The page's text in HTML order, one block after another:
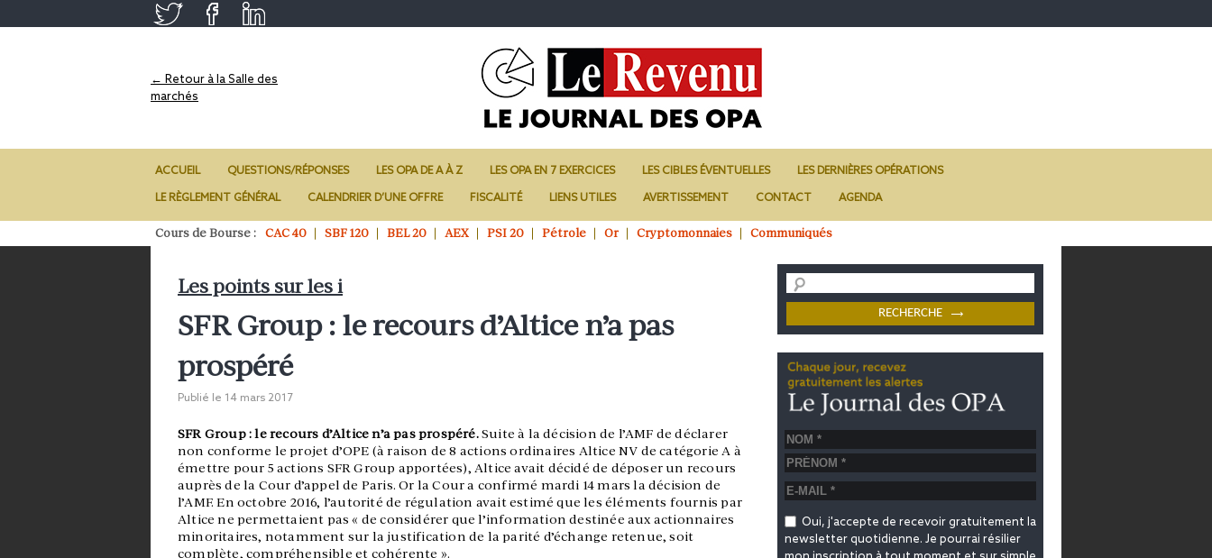
← Retour à la Salle des
marchés
ACCUEIL QUESTIONS/RÉPONSES LES OPA DE A À Z LES OPA EN 7 EXERCICES LES CIBLES ÉVENTUELLES LES DERNIÈRES OPÉRATIONS
LE RÈGLEMENT GÉNÉRAL CALENDRIER D’UNE OFFRE FISCALITÉ LIENS UTILES AVERTISSEMENT CONTACT AGENDA
Cours de Bourse : CAC 40 SBF 120 BEL 20 AEX PSI 20 Pétrole Or Cryptomonnaies Communiqués
Les points sur les i
SFR Group : le recours d’Altice n’a pas
prospéré
Publié le 14 mars 2017
SFR Group : le recours d’Altice n’a pas prospéré.Suite à la décision de l’AMF de déclarer
non conforme le projet d’OPE (à raison de 8 actions ordinaires Altice NV de catégorie A à
émettre pour 5 actions SFR Group apportées), Altice avait décidé de déposer un recours
auprès de la Cour d’appel de Paris. Or la Cour a confirmé mardi 14 mars la décision de
l’AMF. En octobre 2016, l’autorité de régulation avait estimé que les éléments fournis par
Altice ne permettaient pas « de considérer que l’information destinée aux actionnaires
minoritaires, notamment sur la justification de la parité d’échange retenue, soit
complète, compréhensible et cohérente ».
Oui, j'accepte de recevoir gratuitement la
newsletter quotidienne. Je pourrai résilier